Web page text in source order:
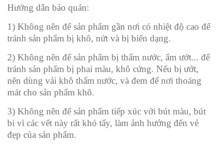
Hướng dẫn bảo quản:
1) Không nên để sản phẩm gần nơi có nhiệt độ cao để
tránh sản phẩm bị khô, nứt và bị biến dạng.
2) Không nên để sản phẩm bị thấm nước, ẩm ướt... để
tránh sản phẩm bị phai màu, khô cứng. Nếu bị ướt,
nên dùng vải khô thấm nước, và đem để nơi thoáng
mát cho sản phẩm khô.
3) Không nên để sản phẩm tiếp xúc với bút màu, bút
bi vì các vết này rất khó tẩy, làm ảnh hưởng đến vẻ
đẹp của sản phẩm.